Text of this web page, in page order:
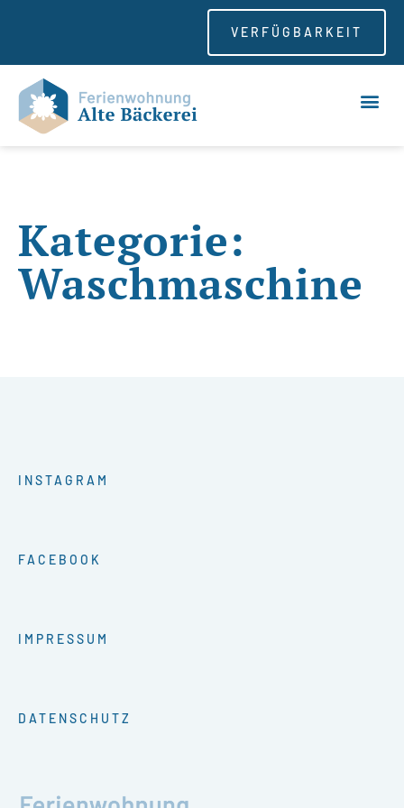
VERFÜGBARKEIT
Kategorie:
Waschmaschine
INSTAGRAM
FACEBOOK
IMPRESSUM
DATENSCHUTZ